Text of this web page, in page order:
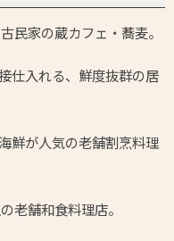
民家の蔵カフェ・蕎麦。
仕入れる、鮮度抜群の居
鮮が人気の老舗割烹料理
老舗和食料理店。